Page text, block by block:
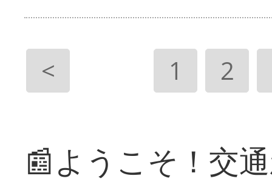
< 1 2
📰ようこそ！交